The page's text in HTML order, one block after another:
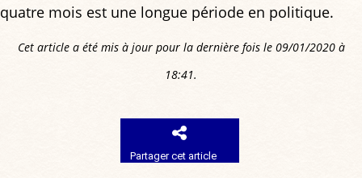
quatre mois est une longue période en politique.
Cet article a été mis à jour pour la dernière fois le 09/01/2020 à
18:41.
Partager cet article